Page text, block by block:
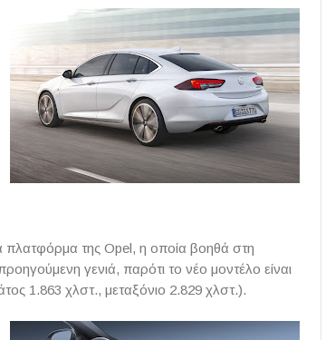
πλατφόρμα της Opel, η οποία βοηθά στη
γενιά, παρότι το νέο μοντέλο είναι
1.863 χλστ., μεταξόνιο 2.829 χλστ.).